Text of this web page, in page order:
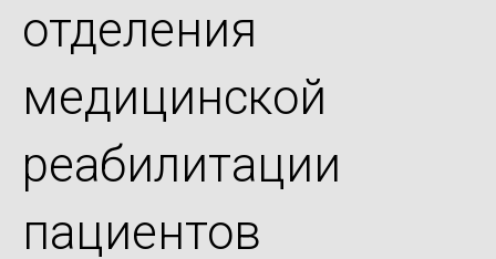
отделения
медицинской
реабилитации
пациентов